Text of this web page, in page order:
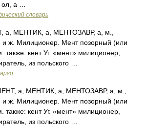
а …
словарь
а, МЕНТИК, а, МЕНТОЗАВР, а, м.,
ж. Милиционер. Мент позорный (или
также: кент Уг. «мент» милиционер,
из польского …
а, МЕНТИК, а, МЕНТОЗАВР, а, м.,
ж. Милиционер. Мент позорный (или
также: кент Уг. «мент» милиционер,
из польского …